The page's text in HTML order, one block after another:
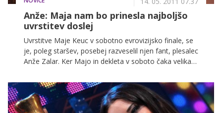
Anže: Maja nam bo prinesla najboljšo
uvrstitev doslej
Uvrstitve Maje Keuc v sobotno evrovizijsko finale, se
je, poleg staršev, posebej razveselil njen fant, plesalec
Anže Zalar. Ker Majo in dekleta v soboto čaka velika
Anže pa se je s svojim dobrim prijateljem, Anžetom
Škrubetom, odpravil na zabavo, proslavljat naprej.